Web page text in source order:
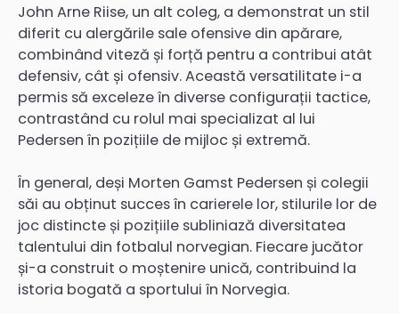
John Arne Riise, un alt coleg, a demonstrat un stil
diferit cu alergările sale ofensive din apărare,
combinând viteză și forță pentru a contribui atât
defensiv, cât și ofensiv. Această versatilitate i-a
permis să exceleze în diverse configurații tactice,
contrastând cu rolul mai specializat al lui
Pedersen în pozițiile de mijloc și extremă.
În general, deși Morten Gamst Pedersen și colegii
săi au obținut succes în carierele lor, stilurile lor de
joc distincte și pozițiile subliniază diversitatea
talentului din fotbalul norvegian. Fiecare jucător
și-a construit o moștenire unică, contribuind la
istoria bogată a sportului în Norvegia.